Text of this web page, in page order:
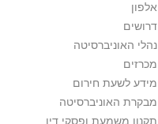
אלפון
דרושים
נהלי האוניברסיטה
מכרזים
מידע לשעת חירום
מבקרת האוניברסיטה
תקנון משמעת ופסקי דין